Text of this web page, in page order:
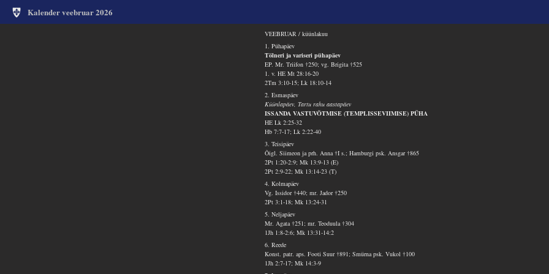
Kalender veebruar 2026
VEEBRUAR / küünlakuu
1. Pühapäev
Tölneri ja variseri pühapäev
EP. Mr. Triifon †250; vg. Brigita †525
1. v. HE Mt 28:16-20
2Tm 3:10-15; Lk 18:10-14
2. Esmaspäev
Küünlapäev, Tartu rahu aastapäev
ISSANDA VASTUVÕTMISE (TEMPLISSEVIIMISE) PÜHA
HE Lk 2:25-32
Hb 7:7-17; Lk 2:22-40
3. Teisipäev
Õigl. Siimeon ja prh. Anna †I s.; Hamburgi psk. Ansgar †865
2Pt 1:20-2:9; Mk 13:9-13 (E)
2Pt 2:9-22; Mk 13:14-23 (T)
4. Kolmapäev
Vg. Issidor †440; mr. Jador †250
2Pt 3:1-18; Mk 13:24-31
5. Neljapäev
Mr. Agata †251; mr. Teoduula †304
1Jh 1:8-2:6; Mk 13:31-14:2
6. Reede
Konst. patr. aps. Footi Suur †891; Smürna psk. Vukol †100
1Jh 2:7-17; Mk 14:3-9